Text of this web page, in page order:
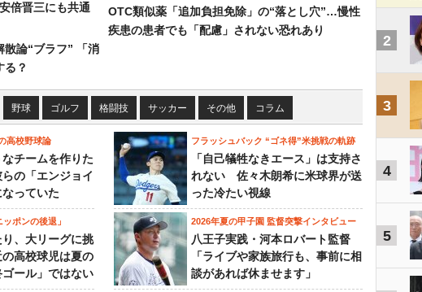
倍晋三にも共通
論“ブラフ” 「消
る？
OTC類似薬「追加負担免除」の“落とし穴”…慢性
疾患の患者でも「配慮」されない恐れあり
野球 ゴルフ 格闘技 サッカー その他 コラム
高校野球論
チームを作りた
の「エンジョイ
っていた
フラッシュバック “ゴネ得”米挑戦の軌跡
「自己犠牲なきエース」は支持さ
れない 佐々木朗希に米球界が送
った冷たい視線
ポンの後退」
、大リーグに挑
高校球児は夏の
ール」ではない
2026年夏の甲子園 監督突撃インタビュー
八王子実践・河本ロバート監督
「ライブや家族旅行も、事前に相
談があれば休ませます」
2
3
4
5